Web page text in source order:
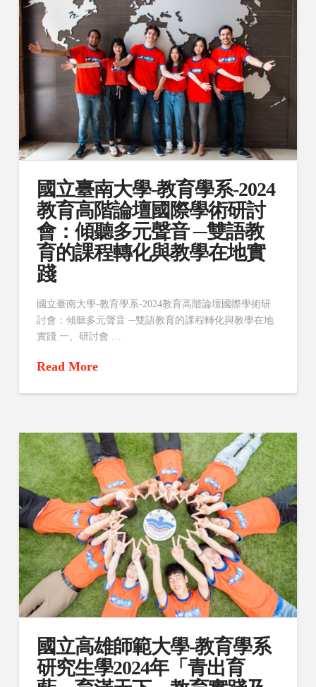
國立臺南大學-教育學系-2024
教育高階論壇國際學術研討
會：傾聽多元聲音 ─雙語教
育的課程轉化與教學在地實
踐
國立臺南大學-教育學系-2024教育高階論壇國際學術研
討會：傾聽多元聲音 ─雙語教育的課程轉化與教學在地
實踐 一、研討會 …
Read More
國立高雄師範大學-教育學系
研究生學2024年「青出育